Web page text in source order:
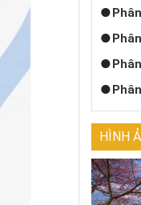
HÌNH